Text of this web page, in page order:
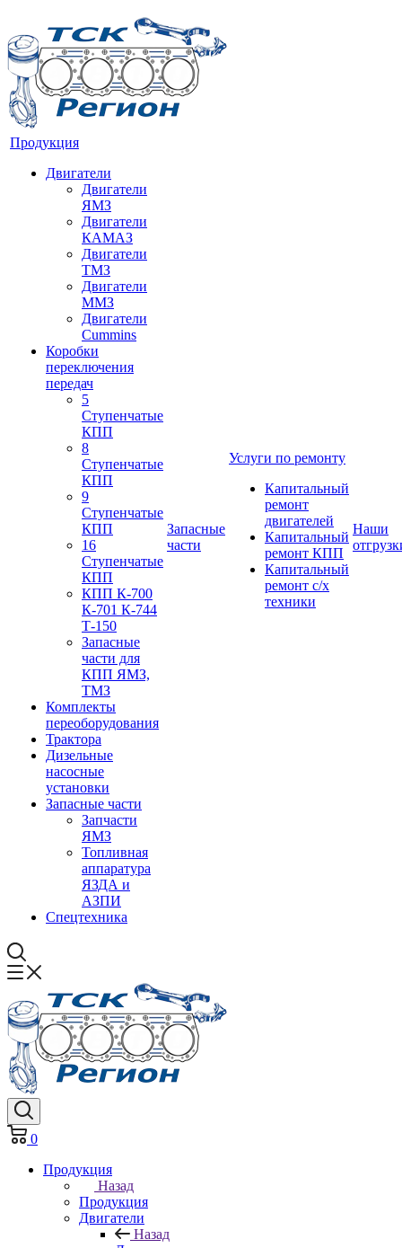
Продукция
Двигатели
Двигатели
ЯМЗ
Двигатели
КАМАЗ
Двигатели
ТМЗ
Двигатели
ММЗ
Двигатели
Cummins
Коробки
переключения
передач
5
Ступенчатые
КПП
8
Ступенчатые
КПП
9
Ступенчатые
КПП
16
Ступенчатые
КПП
КПП К-700
К-701 К-744
Т-150
Запасные
части для
КПП ЯМЗ,
ТМЗ
Комплекты
переоборудования
Трактора
Дизельные
насосные
установки
Запасные части
Запчасти
ЯМЗ
Топливная
аппаратура
ЯЗДА и
АЗПИ
Спецтехника
Запасные
части
Услуги по ремонту
Капитальный
ремонт
двигателей
Капитальный
ремонт КПП
Капитальный
ремонт с/х
техники
Наши
0
Продукция
Назад
Продукция
Двигатели
Назад